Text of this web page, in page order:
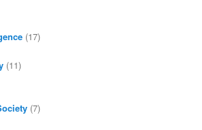
(17)
(11)
(7)